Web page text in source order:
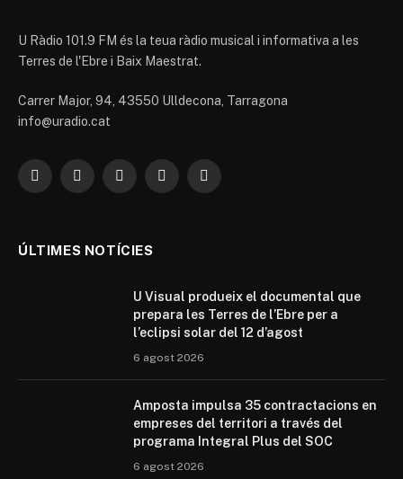
U Ràdio 101.9 FM és la teua ràdio musical i informativa a les
Terres de l'Ebre i Baix Maestrat.
Carrer Major, 94, 43550 Ulldecona, Tarragona
info@uradio.cat
Facebook
X
InstagramYouTubeTikTok
ÚLTIMES NOTÍCIES
U Visual produeix el documental que
prepara les Terres de l’Ebre per a
l’eclipsi solar del 12 d’agost
6 agost 2026
Amposta impulsa 35 contractacions en
empreses del territori a través del
programa Integral Plus del SOC
6 agost 2026